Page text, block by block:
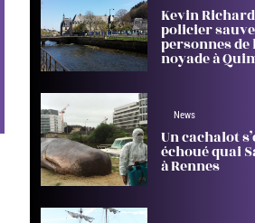
Kevin
policier
personnes de
noyade à
News
Un cachalot
échoué quai
à Rennes